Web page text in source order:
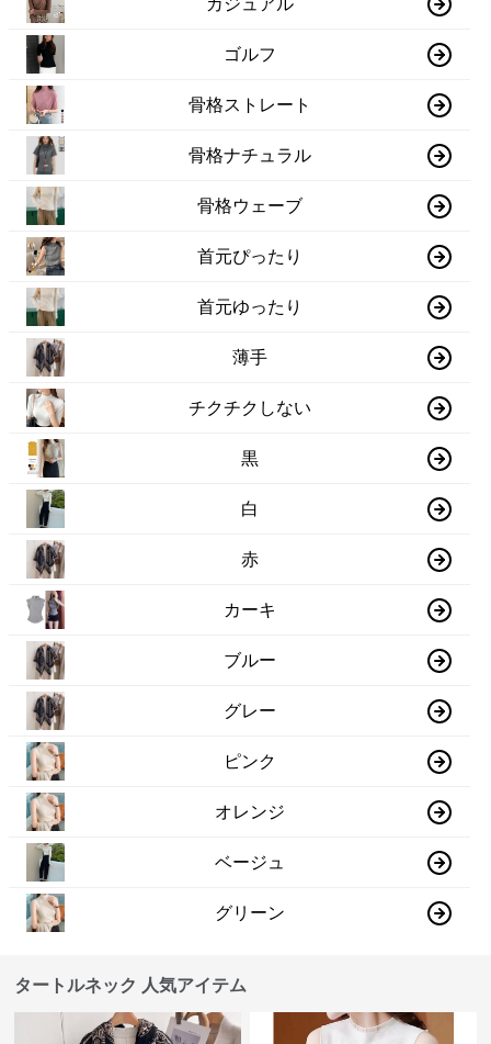
ゴルフ
骨格ストレート
骨格ナチュラル
骨格ウェーブ
首元ぴったり
首元ゆったり
薄手
チクチクしない
黒
白
赤
カーキ
ブルー
グレー
ピンク
オレンジ
ベージュ
グリーン
タートルネック 人気アイテム